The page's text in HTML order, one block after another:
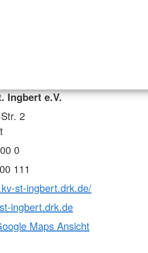
Ingbert e.V.
2
0
111
st-ingbert.drk.de/
ingbert.drk.de
Maps Ansicht